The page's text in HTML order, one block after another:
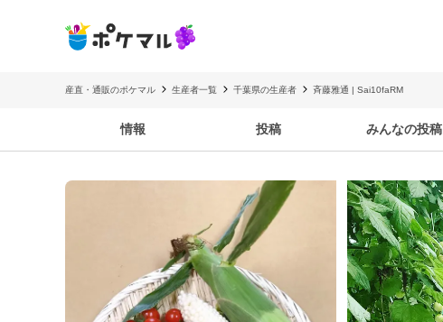
産直・通販のポケマル 生産者一覧 千葉県の生産者 斉藤雅通 | Sai10faRM
情報 投稿 みんなの投稿